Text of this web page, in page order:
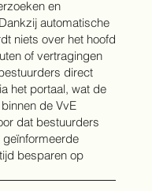
en
automatische
niets over het hoofd
of vertragingen
direct
het portaal, wat de
de VvE
dat bestuurders
besparen op